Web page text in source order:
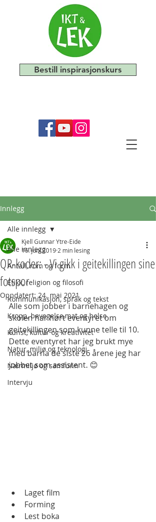
Bestill inspirasjonskurs
Innlegg
Alle innlegg
Antall, rom og form
Etikk, religion og filosofi
Kommunikasjon, språk og tekst
Kropp, bevegelse,mat og helse
Kunst, kultur og kreativitet
Natur, miljø og teknologi
Nærmiljø og samfunn
Intervju
Alle innlegg
QR-koder: - Vi gikk i geitekillingen sine
fotspor
Kjell Gunnar Ytre-Eide
16. juni 2019 2 min lesing
Oppdatert:24. mai 2021
Alle som jobber i barnehagen og
skolen har hørt eventyret om
geitekillingen som kunne telle til 10.
Dette eventyret har jeg brukt mye
med barna de siste 26 årene jeg har
jobbet som assistent. 😊
Laget film
Forming
Lest boka